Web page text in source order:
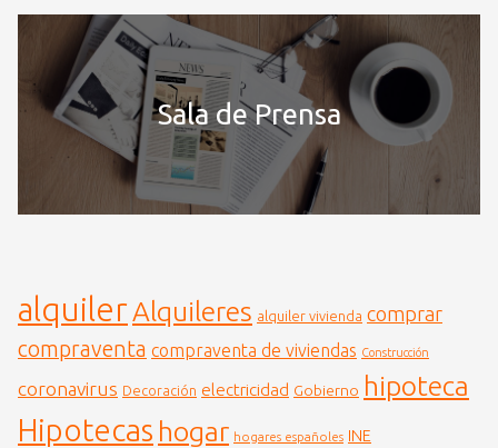
Sala de Prensa
alquilerAlquileres alquiler vivienda comprar
compraventa compraventa de viviendas Construcción
coronavirus Decoración electricidad Gobierno hipoteca
Hipotecas hogar hogares españoles INE